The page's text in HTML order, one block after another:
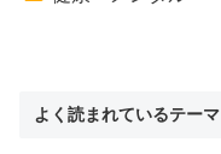
よく読まれているテーマ